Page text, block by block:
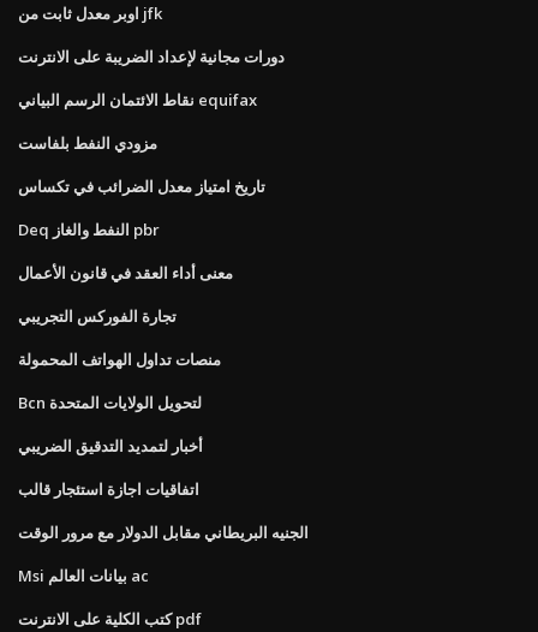
اوبر معدل ثابت من jfk
دورات مجانية لإعداد الضريبة على الانترنت
نقاط الائتمان الرسم البياني equifax
مزودي النفط بلفاست
تاريخ امتياز معدل الضرائب في تكساس
Deq النفط والغاز pbr
معنى أداء العقد في قانون الأعمال
تجارة الفوركس التجريبي
منصات تداول الهواتف المحمولة
Bcn لتحويل الولايات المتحدة
أخبار لتمديد التدقيق الضريبي
اتفاقيات اجازة استئجار قالب
الجنيه البريطاني مقابل الدولار مع مرور الوقت
Msi بيانات العالم ac
كتب الكلية على الانترنت pdf